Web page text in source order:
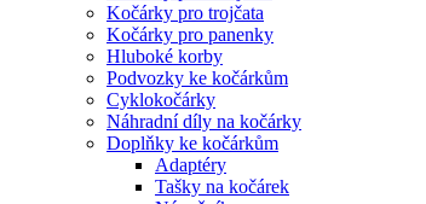
Kočárky pro trojčata
Kočárky pro panenky
Hluboké korby
Podvozky ke kočárkům
Cyklokočárky
Náhradní díly na kočárky
Doplňky ke kočárkům
Adaptéry
Tašky na kočárek